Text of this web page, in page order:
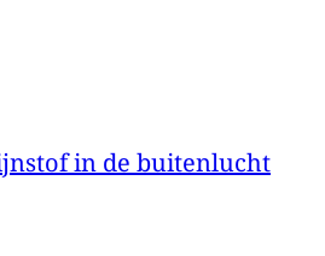
in de buitenlucht